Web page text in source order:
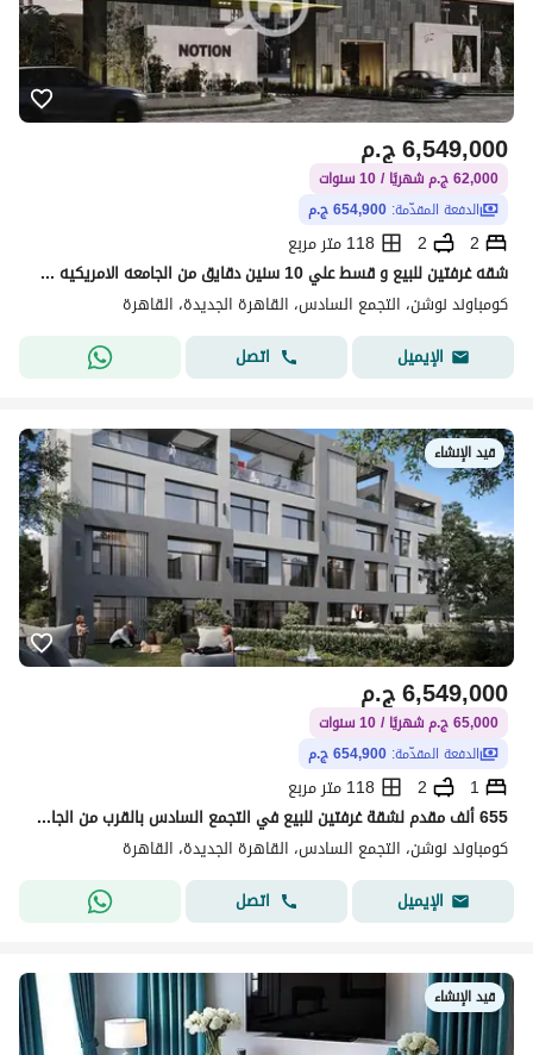
ج.م6,549,000
62,000 ج.م شهريًا / 10 سنوات
الدفعة المقدّمة: 654,900 ج.م
2
2
118 متر مربع
شقه غرفتين للبيع و قسط علي 10 سنين دقايق من الجامعه الامريكيه في التجمع السادس
كومباوند نوشن، التجمع السادس، القاهرة الجديدة، القاهرة
الإيميل
اتصل
قيد الإنشاء
ج.م6,549,000
65,000 ج.م شهريًا / 10 سنوات
الدفعة المقدّمة: 654,900 ج.م
1
2
118 متر مربع
655 ألف مقدم لشقة غرفتين للبيع في التجمع السادس بالقرب من الجامعة الأمريكية
كومباوند نوشن، التجمع السادس، القاهرة الجديدة، القاهرة
الإيميل
اتصل
قيد الإنشاء